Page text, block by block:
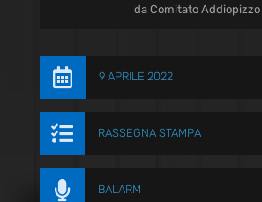
daComitato Addiopizzo
 9 APRILE 2022
 RASSEGNA STAMPA
 BALARM